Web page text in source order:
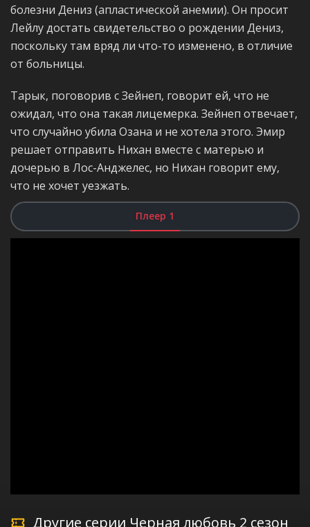
болезни Дениз (апластической анемии). Он просит
Лейлу достать свидетельство о рождении Дениз,
поскольку там вряд ли что-то изменено, в отличие
от больницы.
Тарык, поговорив с Зейнеп, говорит ей, что не
ожидал, что она такая лицемерка. Зейнеп отвечает,
что случайно убила Озана и не хотела этого. Эмир
решает отправить Нихан вместе с матерью и
дочерью в Лос-Анджелес, но Нихан говорит ему,
что не хочет уезжать.
Плеер 1
Другие серии Черная любовь 2 сезон